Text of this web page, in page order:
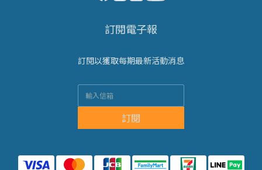
訂閱電子報
訂閱以獲取每期最新活動消息
訂閱